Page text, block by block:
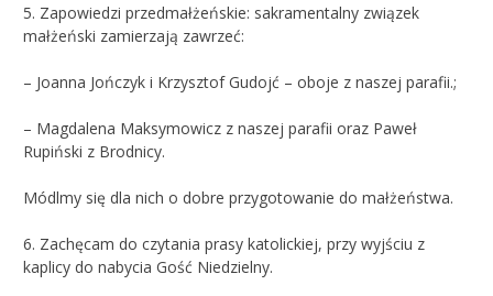
5. Zapowiedzi przedmałżeńskie: sakramentalny związek
małżeński zamierzają zawrzeć:
– Joanna Jończyk i Krzysztof Gudojć – oboje z naszej parafii.;
– Magdalena Maksymowicz z naszej parafii oraz Paweł
Rupiński z Brodnicy.
Módlmy się dla nich o dobre przygotowanie do małżeństwa.
6. Zachęcam do czytania prasy katolickiej, przy wyjściu z
kaplicy do nabycia Gość Niedzielny.